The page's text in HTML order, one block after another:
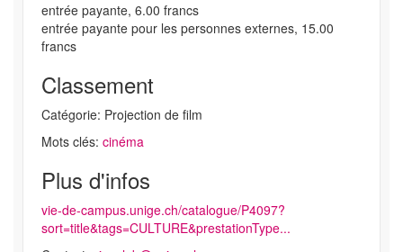
entrée payante, 6.00 francs
entrée payante pour les personnes externes, 15.00
francs
Classement
Catégorie: Projection de film
Mots clés: cinéma
Plus d'infos
vie-de-campus.unige.ch/catalogue/P4097?
sort=title&tags=CULTURE&prestationType...